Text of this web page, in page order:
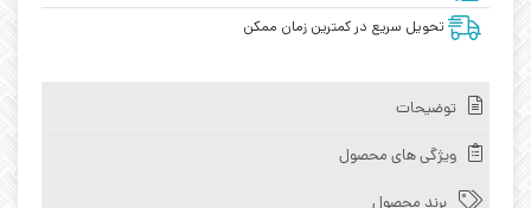
تحویل سریع در کمترین زمان ممکن
توضیحات
ویژگی های محصول